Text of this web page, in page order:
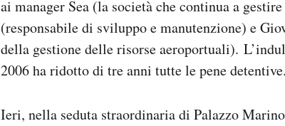
ai manager Sea (la società che continua a
(responsabile di sviluppo e manutenzione) e
della gestione delle risorse aeroportuali).
2006 ha ridotto di tre anni tutte le pene detentive.
Ieri, nella seduta straordinaria di Palazzo